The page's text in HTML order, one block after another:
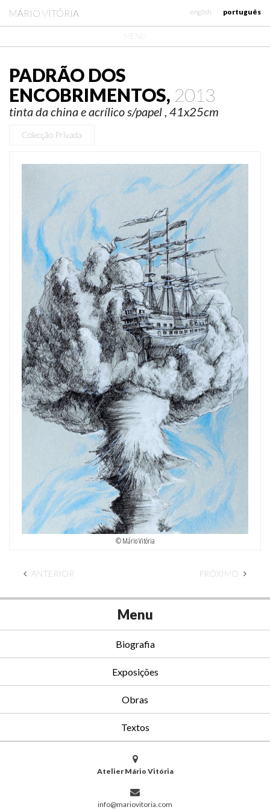
MÁRIO VITÓRIA português
english
MENU
PADRÃO DOS
ENCOBRIMENTOS, 2013
tinta da china e acrílico s/papel , 41x25cm
Colecção Privada
© Mário Vitória
ANTERIOR PRÓXIMO
Menu
Biografia
Exposições
Obras
Textos
Atelier Mário Vitória
info@mariovitoria.com